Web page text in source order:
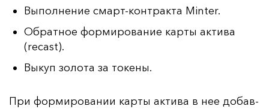
Выполнение смарт-контракта Minter.
Обратное формирование карты актива
(recast).
Выкуп золота за токены.
При фор­ми­ро­ва­нии кар­ты ак­ти­ва в нее до­бав­